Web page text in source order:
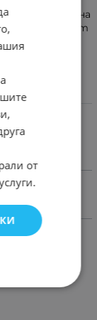
и за гледане на
Направен е от
и дебел
от